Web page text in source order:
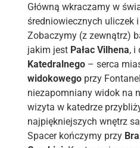
Główną wkraczamy w
średniowiecznych uliczek
Zobaczymy (z zewnątrz)
jakim jest Pałac Vilhena, i
Katedralnego– serca
widokowegoprzy
niezapomniany widok na
wizyta w katedrze
najpiękniejszych wnętrz
Spacer kończymy przy